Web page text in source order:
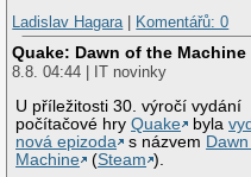
Ladislav Hagara
Komentářů: 0
Quake: Dawn of the Machine
8.8. 04:44 | IT novinky
U příležitosti 30. výročí vydání
počítačové hryQuake byla
nová epizoda
s názvem
Machine
(Steam ).